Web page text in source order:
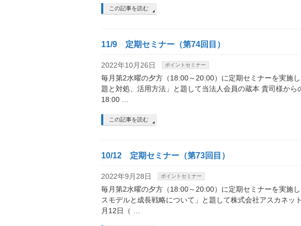
この記事を読む
11/9 定期セミナー（第74回目）
2022年10月26日 ポイントセミナー
毎月第2水曜の夕方（18:00～20:00）に定期セミナーを実施
題と対処、活用方法」と題して当法人会員の蔵本 貴司様から
18:00 …
この記事を読む
10/12 定期セミナー（第73回目）
2022年9月28日 ポイントセミナー
毎月第2水曜の夕方（18:00～20:00）に定期セミナーを実施
スモデルと成長戦略について」と題して株式会社アスカネッ
月12日（ …